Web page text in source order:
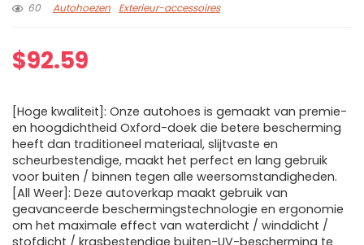
60
Autohoezen Exterieur-accessoires
$92.59
[Hoge kwaliteit]: Onze autohoes is gemaakt van premie-
en hoogdichtheid Oxford-doek die betere bescherming
heeft dan traditioneel materiaal, slijtvaste en
scheurbestendige, maakt het perfect en lang gebruik
voor buiten / binnen tegen alle weersomstandigheden.
[All Weer]: Deze autoverkap maakt gebruik van
geavanceerde beschermingstechnologie en ergonomie
om het maximale effect van waterdicht / winddicht /